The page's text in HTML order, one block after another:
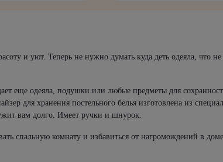
и уют. Теперь не нужно думать куда деть одеяла, что
еще одеяла, подушки или любые предметы для
для хранения постельного белья изготовлена из
вам долго. Имеет ручки и шнурок.
спальную комнату и избавиться от нагромождений в